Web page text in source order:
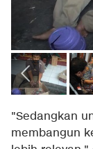
"Sedangkan
membangun